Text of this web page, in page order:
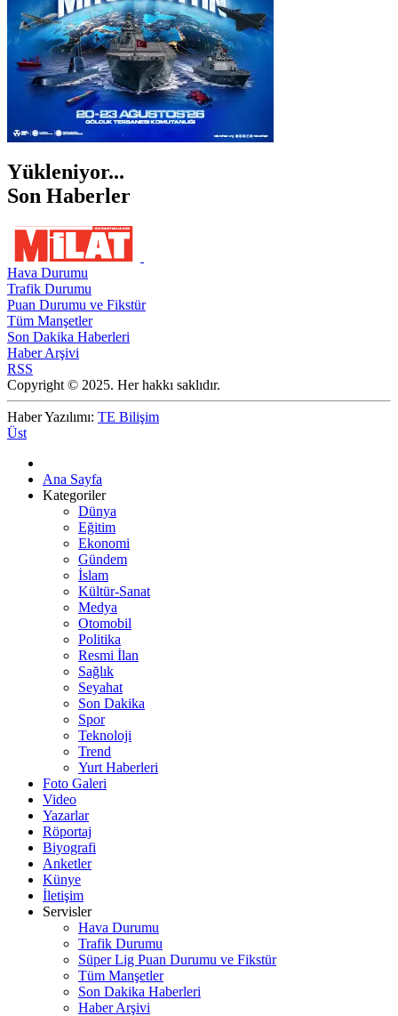
Yükleniyor...
Son Haberler
Hava Durumu
Trafik Durumu
Puan Durumu ve Fikstür
Tüm Manşetler
Son Dakika Haberleri
Haber Arşivi
RSS
Copyright © 2025. Her hakkı saklıdır.
Haber Yazılımı: TE Bilişim
Üst
Ana Sayfa
Kategoriler
Dünya
Eğitim
Ekonomi
Gündem
İslam
Kültür-Sanat
Medya
Otomobil
Politika
Resmi İlan
Sağlık
Seyahat
Son Dakika
Spor
Teknoloji
Trend
Yurt Haberleri
Foto Galeri
Video
Yazarlar
Röportaj
Biyografi
Anketler
Künye
İletişim
Servisler
Hava Durumu
Trafik Durumu
Süper Lig Puan Durumu ve Fikstür
Tüm Manşetler
Son Dakika Haberleri
Haber Arşivi